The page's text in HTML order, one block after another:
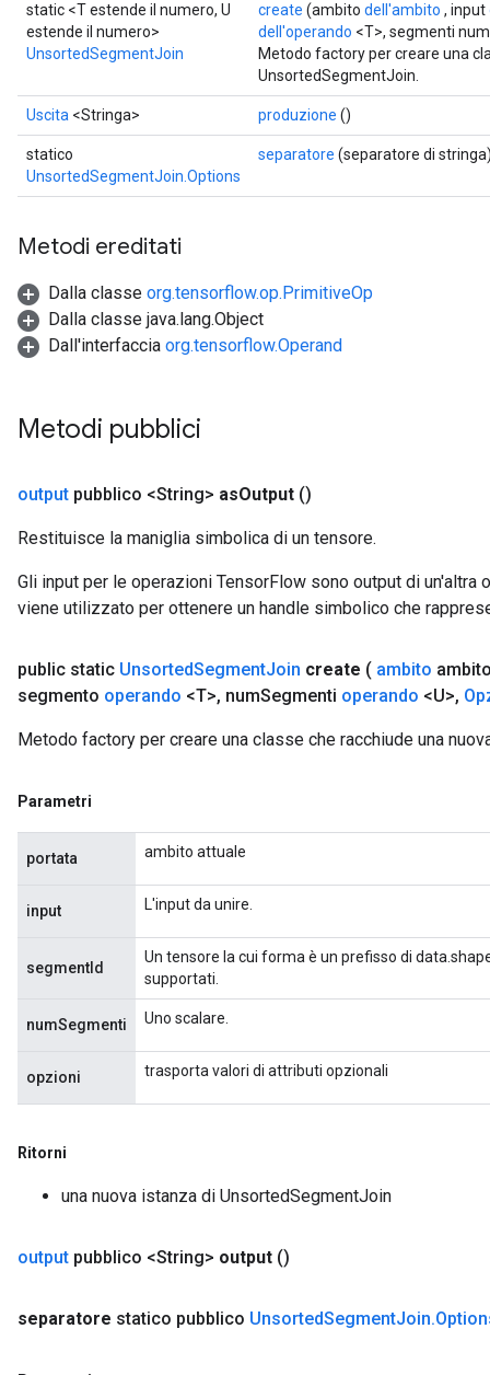
static <T estende il numero, U
estende il numero>
UnsortedSegmentJoin
create (ambito dell'ambito , input
dell'operando <T>, segmenti
Metodo factory per creare una
UnsortedSegmentJoin.
Uscita <Stringa> produzione ()
statico
UnsortedSegmentJoin.Options
separatore (separatore di
Metodi ereditati
Dalla classe org.tensorflow.op.PrimitiveOp
Dalla classe java.lang.Object
Dall'interfaccia org.tensorflow.Operand
Metodi pubblici
output pubblico <String> asOutput ()
Restituisce la maniglia simbolica di un tensore.
Gli input per le operazioni TensorFlow sono output di un'altra
viene utilizzato per ottenere un handle simbolico che
public static UnsortedSegmentJoin create ( ambito
segmento operando <T>, numSegmenti operando <U>,
Metodo factory per creare una classe che racchiude una
Parametri
portata ambito attuale
input L'input da unire.
segmentId
Un tensore la cui forma è un prefisso di
supportati.
numSegmenti Uno scalare.
opzioni trasporta valori di attributi opzionali
Ritorni
una nuova istanza di UnsortedSegmentJoin
output pubblico <String> output ()
separatore statico pubblico UnsortedSegmentJoin.